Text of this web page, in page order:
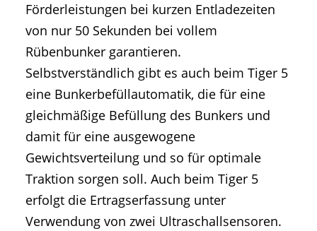
Förderleistungen bei kurzen Entladezeiten
von nur 50 Sekunden bei vollem
Rübenbunker garantieren.
Selbstverständlich gibt es auch beim Tiger 5
eine Bunkerbefüllautomatik, die für eine
gleichmäßige Befüllung des Bunkers und
damit für eine ausgewogene
Gewichtsverteilung und so für optimale
Traktion sorgen soll. Auch beim Tiger 5
erfolgt die Ertragserfassung unter
Verwendung von zwei Ultraschallsensoren.